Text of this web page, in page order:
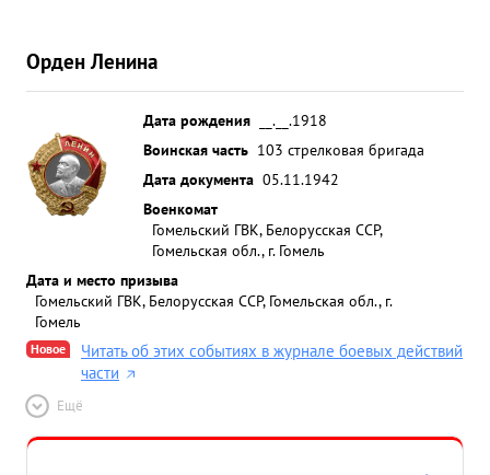
Орден Ленина
Дата рождения
__.__.1918
Воинская часть 103 стрелковая бригада
Дата документа 05.11.1942
Военкомат
Гомельский ГВК, Белорусская ССР,
Гомельская обл., г. Гомель
Дата и место призыва
Гомельский ГВК, Белорусская ССР, Гомельская обл., г.
Гомель
Новое
Читать об этих событиях в журнале боевых действий
части
Ещё